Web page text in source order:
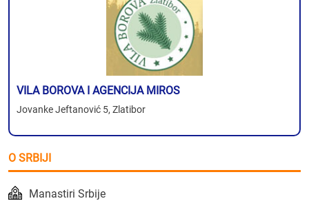
VILA BOROVA I AGENCIJA MIROS
Jovanke Jeftanović 5, Zlatibor
O SRBIJI
Manastiri Srbije